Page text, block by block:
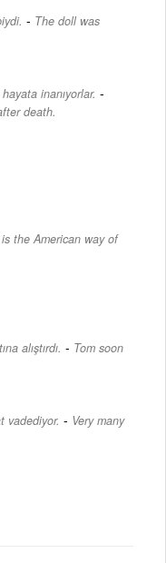
- The doll was
inanıyorlar. -
death.
the American way of
alıştırdı. - Tom soon
vadediyor. - Very many